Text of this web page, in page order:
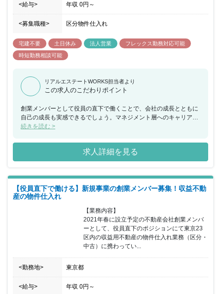
<給与> 年収 0円 ～
<募集職種> 区分物件仕入れ
宅建不要 土日休み 法人営業
フレックス勤務対応可能
時短勤務相談可能
リアルエステートWORKS担当者より
この求人のこだわりポイント
創業メンバーとして役員の直下で働くことで、会社の成長とともに
自己の成長も実感できるでしょう。マネジメント層へのキャリアア
ップや新しい部署など、ご自身の可能性を広げることができます。
続きを読む >
求人詳細を見る
【役員直下で働ける】新規事業の創業メンバー募集！収益不動
産の物件仕入れ
【業務内容】
2021年春に設立予定の不動産会社創業メンバ
ーとして、役員直下のポジションにて東京23
区内の収益用不動産の物件仕入れ業務（区分・
中古）に携わってい...
<勤務地> 東京都
<給与> 年収 0円 ～